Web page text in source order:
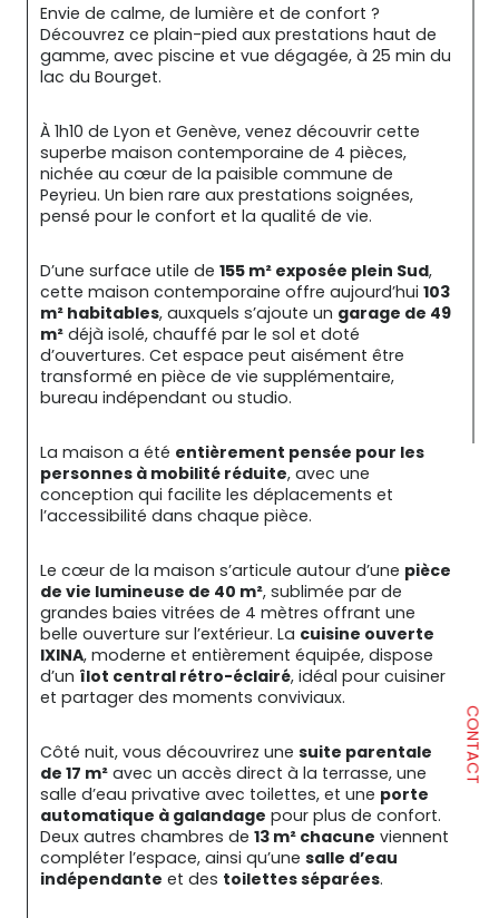
CONTACT
Envie de calme, de lumière et de confort ?
Découvrez ce plain-pied aux prestations haut de
gamme, avec piscine et vue dégagée, à 25 min du
lac du Bourget.
À 1h10 de Lyon et Genève, venez découvrir cette
superbe maison contemporaine de 4 pièces,
nichée au cœur de la paisible commune de
Peyrieu. Un bien rare aux prestations soignées,
pensé pour le confort et la qualité de vie.
D’une surface utile de 155 m² exposée plein Sud,
cette maison contemporaine offre aujourd’hui 103
m² habitables, auxquels s’ajoute un garage de 49
m² déjà isolé, chauffé par le sol et doté
d’ouvertures. Cet espace peut aisément être
transformé en pièce de vie supplémentaire,
bureau indépendant ou studio.
La maison a été entièrement pensée pour les
personnes à mobilité réduite, avec une
conception qui facilite les déplacements et
l’accessibilité dans chaque pièce.
Le cœur de la maison s’articule autour d’une pièce
de vie lumineuse de 40 m², sublimée par de
grandes baies vitrées de 4 mètres offrant une
belle ouverture sur l’extérieur. La cuisine ouverte
IXINA, moderne et entièrement équipée, dispose
d’un îlot central rétro-éclairé, idéal pour cuisiner
et partager des moments conviviaux.
Côté nuit, vous découvrirez une suite parentale
de 17 m² avec un accès direct à la terrasse, une
salle d’eau privative avec toilettes, et une porte
automatique à galandage pour plus de confort.
Deux autres chambres de 13 m² chacune viennent
compléter l’espace, ainsi qu’une salle d’eau
indépendante et des toilettes séparées.